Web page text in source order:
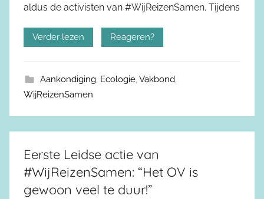
aldus de activisten van #WijReizenSamen. Tijdens
Verder lezen Reageren?
Aankondiging, Ecologie,Vakbond,
WijReizenSamen
Eerste Leidse actie van
#WijReizenSamen: “Het OV is
gewoon veel te duur!”